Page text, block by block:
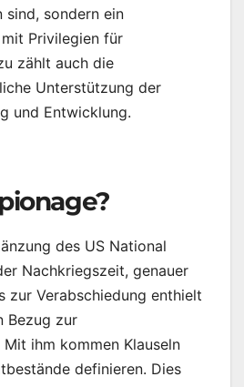
sind, sondern ein
Privilegien für
zählt auch die
Unterstützung der
und Entwicklung.
des US National
Nachkriegszeit, genauer
zur Verabschiedung enthielt
Bezug zur
ihm kommen Klauseln
definieren. Dies